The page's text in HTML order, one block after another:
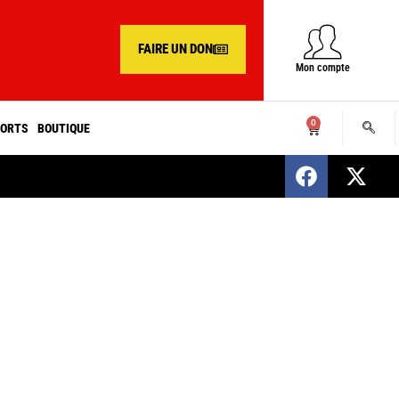
FAIRE UN DON
Mon compte
BOUTIQUE 0
SENEGAL : Nomination d’un nouveau